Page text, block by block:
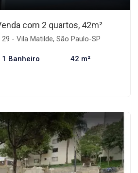
com 2 quartos, 42m²
- Vila Matilde, São Paulo-SP
1 Banheiro 42 m²